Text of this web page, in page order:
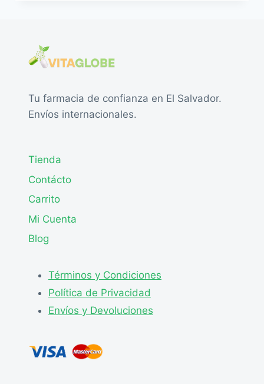
Tu farmacia de confianza en El Salvador.
Envíos internacionales.
Tienda
Contácto
Carrito
Mi Cuenta
Blog
Términos y Condiciones
Política de Privacidad
Envíos y Devoluciones